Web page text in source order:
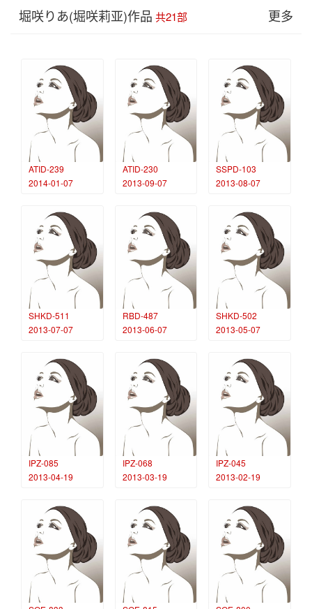
更多
堀咲りあ(堀咲莉亚)作品 共21部
ATID-239
2014-01-07
ATID-230
2013-09-07
SSPD-103
2013-08-07
SHKD-511
2013-07-07
RBD-487
2013-06-07
SHKD-502
2013-05-07
IPZ-085
2013-04-19
IPZ-068
2013-03-19
IPZ-045
2013-02-19